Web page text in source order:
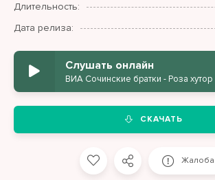
Длительность:
Дата релиза:
Слушать онлайн
ВИА Сочинские братки - Роза хутор
СКАЧАТЬ
Жалоба